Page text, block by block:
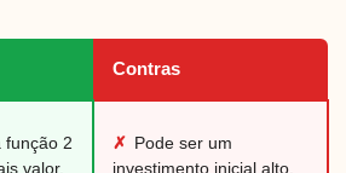
Contras
função 2
valor.
✗ Pode ser um
investimento inicial alto.